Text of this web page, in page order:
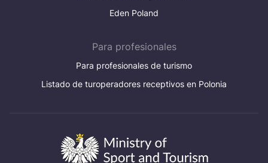
Eden Poland
Para profesionales
Para profesionales de turismo
Listado de turoperadores receptivos en Polonia